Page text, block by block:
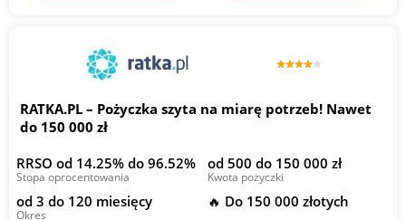
RATKA.PL – Pożyczka szyta na miarę potrzeb! Nawet
do 150 000 zł
RRSO od 14.25% do 96.52%
Stopa oprocentowania
od 500 do 150 000 zł
Kwota pożyczki
od 3 do 120 miesięcy
Okres
🔥 Do 150 000 złotych